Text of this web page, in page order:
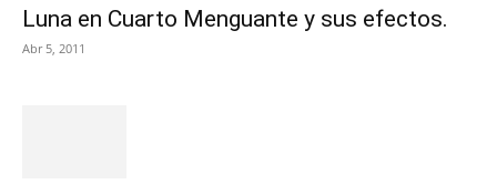
Luna en Cuarto Menguante y sus efectos.
Abr 5, 2011